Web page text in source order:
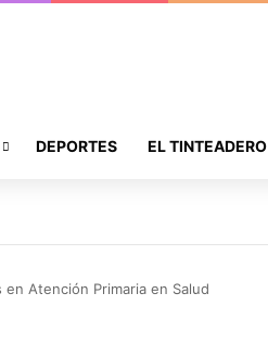
DEPORTES EL TINTEADERO
Atención Primaria en Salud